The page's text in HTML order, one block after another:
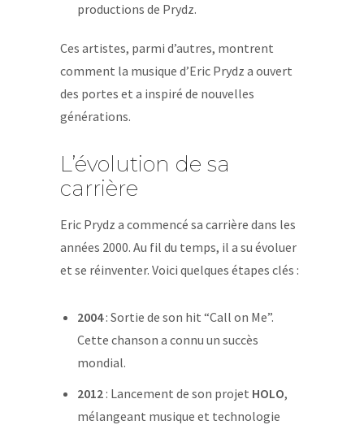
productions de Prydz.
Ces artistes, parmi d’autres, montrent
comment la musique d’Eric Prydz a ouvert
des portes et a inspiré de nouvelles
générations.
L’évolution de sa
carrière
Eric Prydz a commencé sa carrière dans les
années 2000. Au fil du temps, il a su évoluer
et se réinventer. Voici quelques étapes clés :
2004: Sortie de son hit “Call on Me”.
Cette chanson a connu un succès
mondial.
2012: Lancement de son projet HOLO,
mélangeant musique et technologie